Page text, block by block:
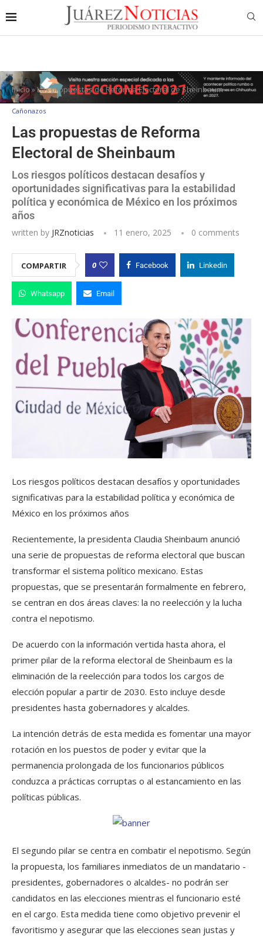
Inicio»Las propuestas de Reforma Electoral de Sheinbaum
Cañonazos
Las propuestas de Reforma
Electoral de Sheinbaum
Los riesgos políticos destacan desafíos y
oportunidades significativas para la estabilidad
política y económica de México en los próximos
años
written by JRZnoticias 11 enero, 2025 0 comments
COMPARTIR 0 Facebook Linkedin
Whatsapp Email
Los riesgos políticos destacan desafíos y oportunidades
significativas para la estabilidad política y económica de
México en los próximos años
Recientemente, la presidenta Claudia Sheinbaum anunció
una serie de propuestas de reforma electoral que buscan
transformar el sistema político mexicano. Estas
propuestas, que se presentarán formalmente en febrero,
se centran en dos áreas claves: la no reelección y la lucha
contra el nepotismo.
De acuerdo con la información vertida hasta ahora, el
primer pilar de la reforma electoral de Sheinbaum es la
eliminación de la reelección para todos los cargos de
elección popular a partir de 2030. Esto incluye desde
presidentes hasta gobernadores y alcaldes.
La intención detrás de esta medida es fomentar una mayor
rotación en los puestos de poder y evitar que la
permanencia prolongada de los funcionarios públicos
conduzca a prácticas corruptas o al estancamiento en las
políticas públicas.
El segundo pilar se centra en combatir el nepotismo. Según
la propuesta, los familiares inmediatos de un mandatario -
presidentes, gobernadores o alcaldes- no podrán ser
candidatos en las elecciones mientras el funcionario esté
en el cargo. Esta medida tiene como objetivo prevenir el
favoritismo y asegurar que las elecciones sean justas y